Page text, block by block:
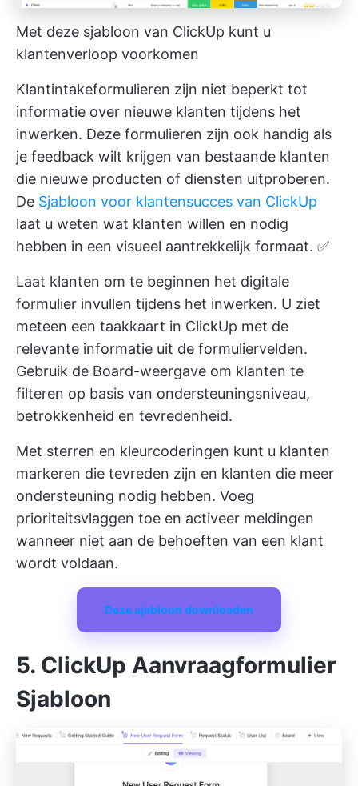
Met deze sjabloon van ClickUp kunt u
klantenverloop voorkomen
Klantintakeformulieren zijn niet beperkt tot
informatie over nieuwe klanten tijdens het
inwerken. Deze formulieren zijn ook handig als
je feedback wilt krijgen van bestaande klanten
die nieuwe producten of diensten uitproberen.
De Sjabloon voor klantensucces van ClickUp
laat u weten wat klanten willen en nodig
hebben in een visueel aantrekkelijk formaat. ✅
Laat klanten om te beginnen het digitale
formulier invullen tijdens het inwerken. U ziet
meteen een taakkaart in ClickUp met de
relevante informatie uit de formuliervelden.
Gebruik de Board-weergave om klanten te
filteren op basis van ondersteuningsniveau,
betrokkenheid en tevredenheid.
Met sterren en kleurcoderingen kunt u klanten
markeren die tevreden zijn en klanten die meer
ondersteuning nodig hebben. Voeg
prioriteitsvlaggen toe en activeer meldingen
wanneer niet aan de behoeften van een klant
wordt voldaan.
Deze sjabloon downloaden
5. ClickUp Aanvraagformulier
Sjabloon